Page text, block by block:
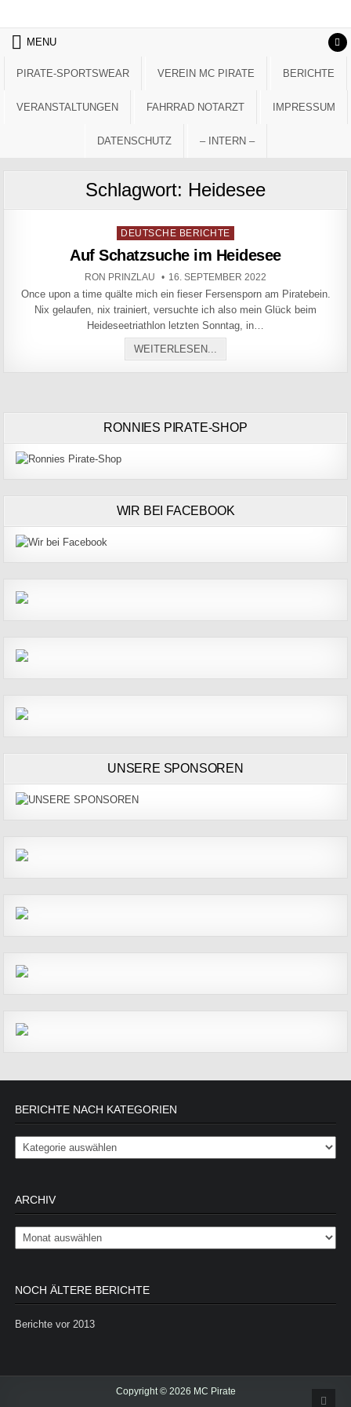
MENU
PIRATE-SPORTSWEAR VEREIN MC PIRATE BERICHTE
VERANSTALTUNGEN FAHRRAD NOTARZT IMPRESSUM
DATENSCHUTZ – INTERN –
Schlagwort: Heidesee
Posted in
DEUTSCHE BERICHTE
Auf Schatzsuche im Heidesee
AUTHOR:
RON PRINZLAU PUBLISHED DATE:
16. SEPTEMBER 2022
Once upon a time quälte mich ein fieser Fersensporn am Piratebein.
Nix gelaufen, nix trainiert, versuchte ich also mein Glück beim
Heideseetriathlon letzten Sonntag, in…
WEITERLESEN...
RONNIES PIRATE-SHOP
WIR BEI FACEBOOK
UNSERE SPONSOREN
BERICHTE NACH KATEGORIEN
Berichte nach Kategorien
ARCHIV
Archiv
NOCH ÄLTERE BERICHTE
Berichte vor 2013
Copyright © 2026 MC Pirate